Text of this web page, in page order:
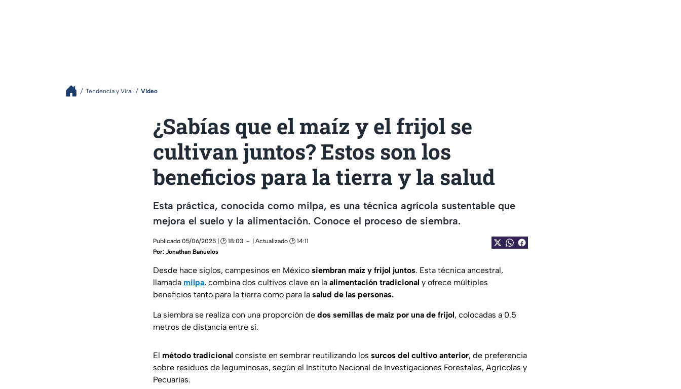
Tendencia y Viral Video
¿Sabías que el maíz y el frijol se
cultivan juntos? Estos son los
beneficios para la tierra y la salud
Esta práctica, conocida como milpa, es una técnica agrícola sustentable que
mejora el suelo y la alimentación. Conoce el proceso de siembra.
Publicado 05/06/2025 | 🕑 18:03
| Actualizado 🕑 14:11
Por: Jonathan Bañuelos
Desde hace siglos, campesinos en México siembran maíz y frijol juntos. Esta técnica ancestral,
llamada milpa, combina dos cultivos clave en la alimentación tradicional y ofrece múltiples
beneficios tanto para la tierra como para la salud de las personas.
La siembra se realiza con una proporción de dos semillas de maíz por una de frijol, colocadas a 0.5
metros de distancia entre sí.
El método tradicional consiste en sembrar reutilizando los surcos del cultivo anterior, de preferencia
sobre residuos de leguminosas, según el Instituto Nacional de Investigaciones Forestales, Agrícolas y
Pecuarias.